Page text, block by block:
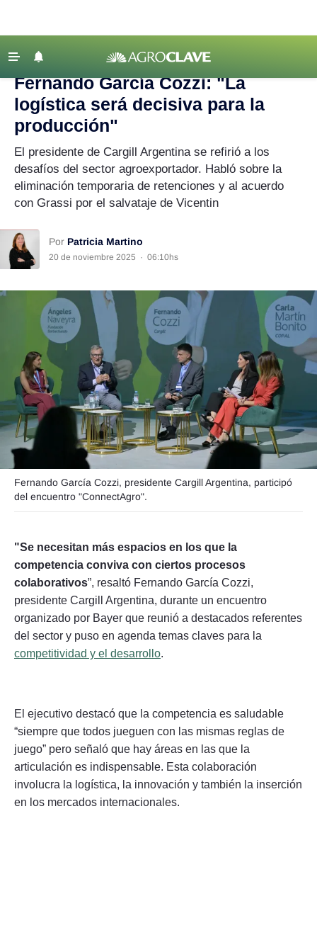
Agricultura
Ganadería
Lechería
Tecnología
Maquinaria agrícola
Regionales
Clima
Agronegocios
Mercados
Seguinos
‹ VOLVER
Agroclave Agronegocios | logística
Fernando García Cozzi: "La
logística será decisiva para la
producción"
El presidente de Cargill Argentina se refirió a los
desafíos del sector agroexportador. Habló sobre la
eliminación temporaria de retenciones y al acuerdo
con Grassi por el salvataje de Vicentin
Por Patricia Martino
20 de noviembre 2025 · 06:10hs
Fernando García Cozzi, presidente Cargill Argentina, participó
del encuentro "ConnectAgro".
"Se necesitan más espacios en los que la
competencia conviva con ciertos procesos
colaborativos”, resaltó Fernando García Cozzi,
presidente Cargill Argentina, durante un encuentro
organizado por Bayer que reunió a destacados referentes
del sector y puso en agenda temas claves para la
competitividad y el desarrollo.
El ejecutivo destacó que la competencia es saludable
“siempre que todos jueguen con las mismas reglas de
juego” pero señaló que hay áreas en las que la
articulación es indispensable. Esta colaboración
involucra la logística, la innovación y también la inserción
en los mercados internacionales.